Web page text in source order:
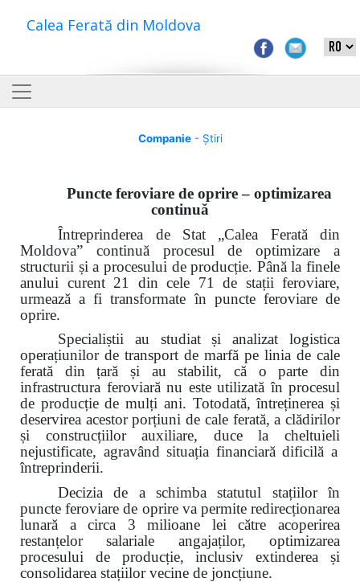
Calea Ferată din Moldova
Companie- Știri
Puncte feroviare de oprire – optimizarea
continuă
Întreprinderea de Stat „Calea Ferată din
Moldova” continuă procesul de optimizare a
structurii și a procesului de producție. Până la finele
anului curent 21 din cele 71 de stații feroviare,
urmează a fi transformate în puncte feroviare de
oprire.
Specialiștii au studiat și analizat logistica
operațiunilor de transport de marfă pe linia de cale
ferată din țară și au stabilit, că o parte din
infrastructura feroviară nu este utilizată în procesul
de producție de mulți ani. Totodată, întreținerea și
deservirea acestor porțiuni de cale ferată, a clădirilor
și construcțiilor auxiliare, duce la cheltuieli
nejustificate, agravând situația financiară dificilă a
întreprinderii.
Decizia de a schimba statutul stațiilor în
puncte feroviare de oprire va permite redirecționarea
lunară a circa 3 milioane lei către acoperirea
restanțelor salariale angajaților, optimizarea
procesului de producție, inclusiv extinderea și
consolidarea stațiilor vecine de joncțiune.